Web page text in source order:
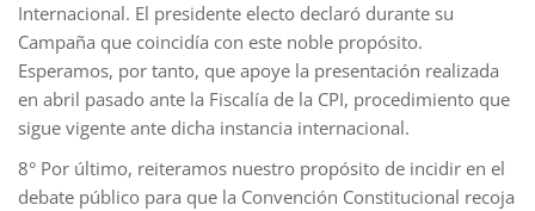
Internacional. El presidente electo declaró durante su
Campaña que coincidía con este noble propósito.
Esperamos, por tanto, que apoye la presentación realizada
en abril pasado ante la Fiscalía de la CPI, procedimiento que
sigue vigente ante dicha instancia internacional.
8° Por último, reiteramos nuestro propósito de incidir en el
debate público para que la Convención Constitucional recoja